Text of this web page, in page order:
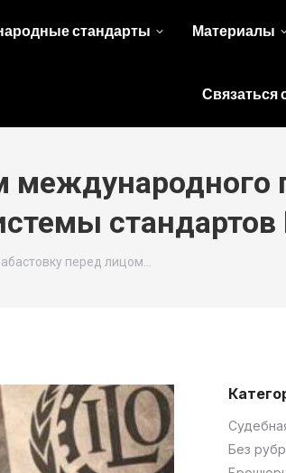
стандарты Материалы
Связаться
международного
перед лицом…
Без